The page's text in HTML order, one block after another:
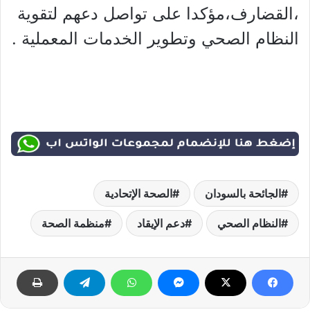
،القضارف،مؤكدا على تواصل دعهم لتقوية
النظام الصحي وتطوير الخدمات المعملية .
الجائحة بالسودان الصحة الإتحادية
النظام الصحي دعم الإيقاد منظمة الصحة